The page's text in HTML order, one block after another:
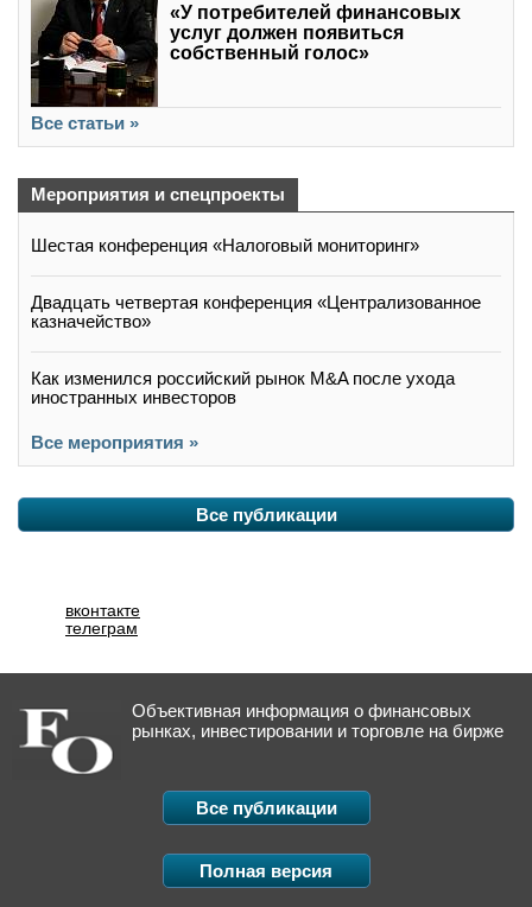
«У потребителей финансовых
услуг должен появиться
собственный голос»
Все статьи »
Мероприятия и спецпроекты
Шестая конференция «Налоговый мониторинг»
Двадцать четвертая конференция «Централизованное
казначейство»
Как изменился российский рынок M&A после ухода
иностранных инвесторов
Все мероприятия »
Все публикации
вконтакте
телеграм
Объективная информация о финансовых
рынках, инвестировании и торговле на бирже
Все публикации
Полная версия